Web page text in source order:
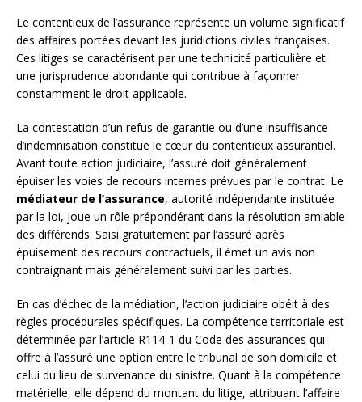
Le contentieux de l’assurance représente un volume significatif
des affaires portées devant les juridictions civiles françaises.
Ces litiges se caractérisent par une technicité particulière et
une jurisprudence abondante qui contribue à façonner
constamment le droit applicable.
La contestation d’un refus de garantie ou d’une insuffisance
d’indemnisation constitue le cœur du contentieux assurantiel.
Avant toute action judiciaire, l’assuré doit généralement
épuiser les voies de recours internes prévues par le contrat. Le
médiateur de l’assurance, autorité indépendante instituée
par la loi, joue un rôle prépondérant dans la résolution amiable
des différends. Saisi gratuitement par l’assuré après
épuisement des recours contractuels, il émet un avis non
contraignant mais généralement suivi par les parties.
En cas d’échec de la médiation, l’action judiciaire obéit à des
règles procédurales spécifiques. La compétence territoriale est
déterminée par l’article R114-1 du Code des assurances qui
offre à l’assuré une option entre le tribunal de son domicile et
celui du lieu de survenance du sinistre. Quant à la compétence
matérielle, elle dépend du montant du litige, attribuant l’affaire